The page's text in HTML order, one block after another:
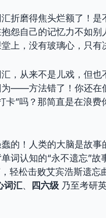
折磨得焦头烂额了！是
怨自己的记忆力不如别
上，没有玻璃心，只有
，从来不是儿戏，但也
为——方法错了！你还在
卡”吗？那简直是在浪费
的！人类的大脑是故事
词认知的“永不遗忘”故
轻松击败艾宾浩斯遗忘
词汇、 四六级 乃至考研